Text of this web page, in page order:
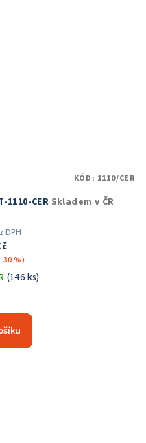
CER Skladem v ČR
DPH
%)
(146 ks)
KÓD: 1110/CER